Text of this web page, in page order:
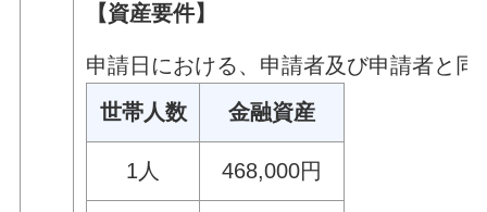
【資産要件】
申請日における、申請者及び申請者と
世帯人数
金融資産
1人 468,000円